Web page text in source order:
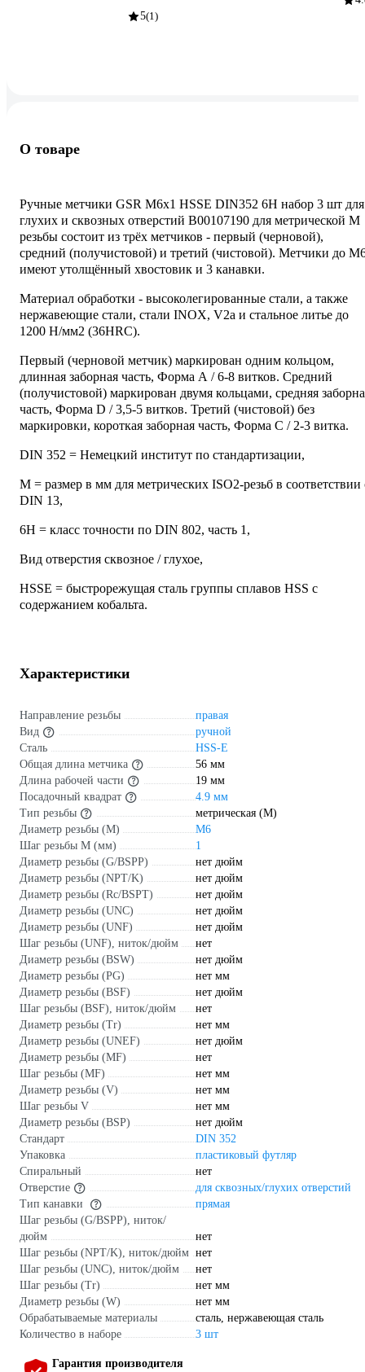
5(1)
О товаре
Ручные метчики GSR M6х1 HSSE DIN352 6H набор 3 шт для
глухих и сквозных отверстий B00107190 для метрической M
резьбы состоит из трёх метчиков - первый (черновой),
средний (получистовой) и третий (чистовой). Метчики до
имеют утолщённый хвостовик и 3 канавки.
Материал обработки - высоколегированные стали, а также
нержавеющие стали, стали INOX, V2a и стальное литье до
1200 Н/мм2 (36HRC).
Первый (черновой метчик) маркирован одним кольцом,
длинная заборная часть, Форма А / 6-8 витков. Средний
(получистовой) маркирован двумя кольцами, средняя
часть, Форма D / 3,5-5 витков. Третий (чистовой) без
маркировки, короткая заборная часть, Форма С / 2-3 витка.
DIN 352 = Немецкий институт по стандартизации,
M = размер в мм для метрических ISO2-резьб в соответствии
DIN 13,
6H = класс точности по DIN 802, часть 1,
Вид отверстия сквозное / глухое,
HSSE = быстрорежущая сталь группы сплавов HSS c
содержанием кобальта.
Характеристики
Направление резьбы
правая
Вид
ручной
Сталь
HSS-E
Общая длина метчика
56 мм
Длина рабочей части
19 мм
Посадочный квадрат
4.9 мм
Тип резьбы
метрическая (М)
Диаметр резьбы (М)
М6
Шаг резьбы М (мм)
1
Диаметр резьбы (G/BSPP)
нет дюйм
Диаметр резьбы (NPT/K)
нет дюйм
Диаметр резьбы (Rc/BSPT)
нет дюйм
Диаметр резьбы (UNC)
нет дюйм
Диаметр резьбы (UNF)
нет дюйм
Шаг резьбы (UNF), ниток/дюйм
нет
Диаметр резьбы (BSW)
нет дюйм
Диаметр резьбы (PG)
нет мм
Диаметр резьбы (BSF)
нет дюйм
Шаг резьбы (BSF), ниток/дюйм
нет
Диаметр резьбы (Tr)
нет мм
Диаметр резьбы (UNEF)
нет дюйм
Диаметр резьбы (MF)
нет
Шаг резьбы (MF)
нет мм
Диаметр резьбы (V)
нет мм
Шаг резьбы V
нет мм
Диаметр резьбы (BSP)
нет дюйм
Стандарт
DIN 352
Упаковка
пластиковый футляр
Спиральный
нет
Отверстие
для сквозных/глухих отверстий
Тип канавки
прямая
Шаг резьбы (G/BSPP), ниток/
дюйм
нет
Шаг резьбы (NPT/K), ниток/дюйм нет
Шаг резьбы (UNC), ниток/дюйм
нет
Шаг резьбы (Tr)
нет мм
Диаметр резьбы (W)
нет мм
Обрабатываемые материалы
сталь, нержавеющая сталь
Количество в наборе
3 шт
Гарантия производителя